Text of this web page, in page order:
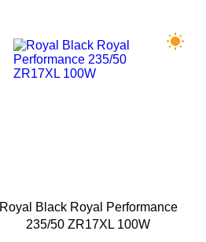
Royal Black Royal Performance
235/50 ZR17XL 100W